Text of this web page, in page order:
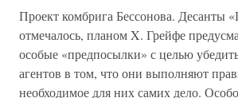
Проект комбрига Бессонова. Десанты
отмечалось, планом X. Грейфе
особые «предпосылки» с целью
агентов в том, что они выполняют
необходимое для них самих дело.